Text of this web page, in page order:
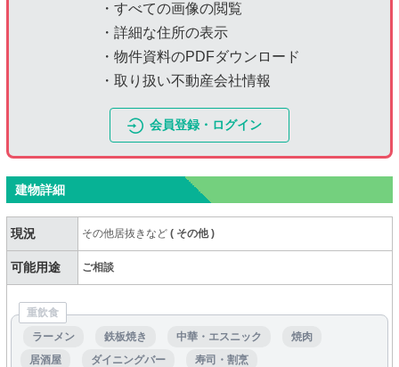
・すべての画像の閲覧
・詳細な住所の表示
・物件資料のPDFダウンロード
・取り扱い不動産会社情報
会員登録・ログイン
建物詳細
現況 その他居抜きなど( その他)
可能用途 ご相談
重飲食
ラーメン
鉄板焼き 中華・エスニック
焼肉
居酒屋
ダイニングバー
寿司・割烹